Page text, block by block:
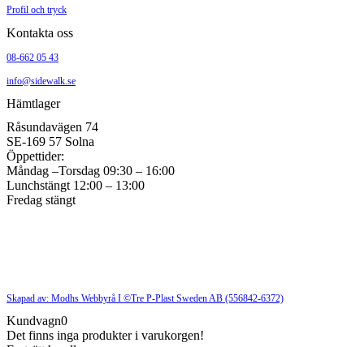
Profil och tryck
Kontakta oss
08-662 05 43
info@sidewalk.se
Hämtlager
Råsundavägen 74
SE-169 57 Solna
Öppettider:
Måndag –Torsdag 09:30 – 16:00
Lunchstängt 12:00 – 13:00
Fredag stängt
Skapad av: Modhs Webbyrå I ©Tre P-Plast Sweden AB (556842-6372)
Kundvagn0
Det finns inga produkter i varukorgen!